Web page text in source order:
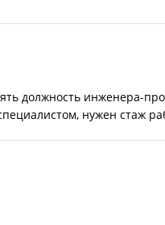
должность инженера-
нужен стаж